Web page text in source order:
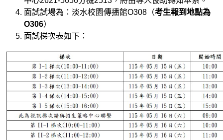
面試試場為：淡水校園傳播館O308（考生報到地點為
O306）
面試梯次表如下：